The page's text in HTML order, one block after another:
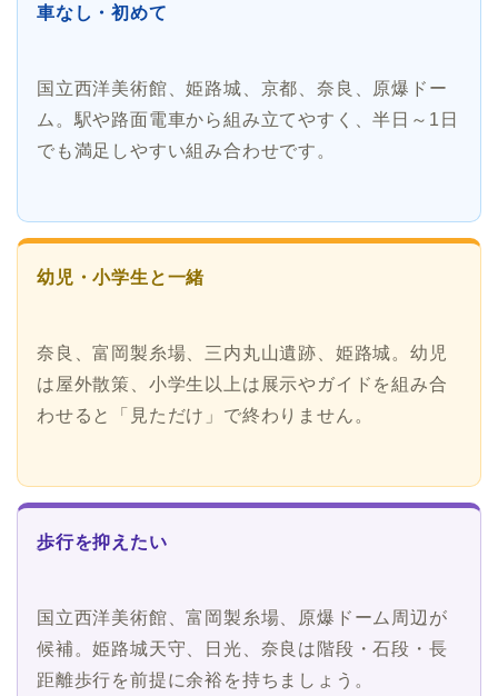
車なし・初めて
国立西洋美術館、姫路城、京都、奈良、原爆ドー
ム。駅や路面電車から組み立てやすく、半日～1日
でも満足しやすい組み合わせです。
幼児・小学生と一緒
奈良、富岡製糸場、三内丸山遺跡、姫路城。幼児
は屋外散策、小学生以上は展示やガイドを組み合
わせると「見ただけ」で終わりません。
歩行を抑えたい
国立西洋美術館、富岡製糸場、原爆ドーム周辺が
候補。姫路城天守、日光、奈良は階段・石段・長
距離歩行を前提に余裕を持ちましょう。